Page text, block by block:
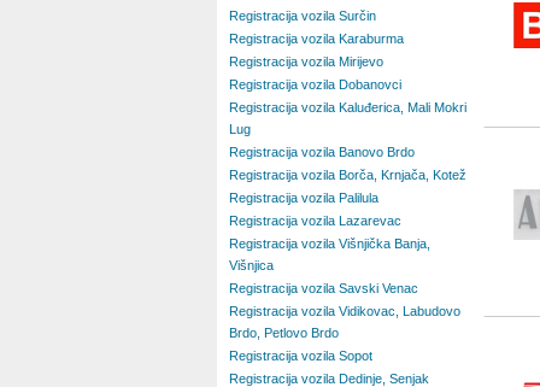
Registracija vozila Surčin
Registracija vozila Karaburma
Registracija vozila Mirijevo
Registracija vozila Dobanovci
Registracija vozila Kaluđerica, Mali Mokri
Lug
Registracija vozila Banovo Brdo
Registracija vozila Borča, Krnjača, Kotež
Registracija vozila Palilula
Registracija vozila Lazarevac
Registracija vozila Višnjička Banja,
Višnjica
Registracija vozila Savski Venac
Registracija vozila Vidikovac, Labudovo
Brdo, Petlovo Brdo
Registracija vozila Sopot
Registracija vozila Dedinje, Senjak